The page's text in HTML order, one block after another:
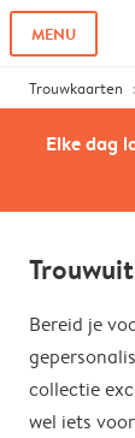
MENU
Trouwkaarten
Elke dag
Bereid je
collectie
wel iets